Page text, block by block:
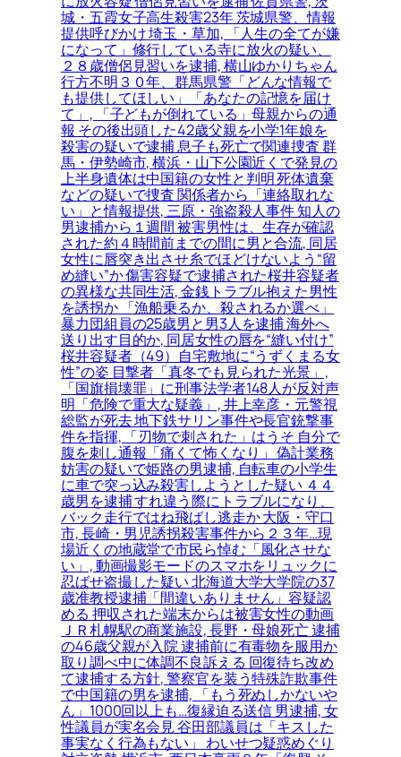
城・五霞女子高生殺害23年 茨城県警、情報
提供呼びかけ 埼玉・草加, 「人生の全てが嫌
になって」修行している寺に放火の疑い、
２８歳僧侶見習いを逮捕, 横山ゆかりちゃん
行方不明３０年、群馬県警「どんな情報で
も提供してほしい」「あなたの記憶を届け
て」, 「子どもが倒れている」母親からの通
報 その後出頭した42歳父親を小学1年娘を
殺害の疑いで逮捕 息子も死亡で関連捜査 群
馬・伊勢崎市, 横浜・山下公園近くで発見の
上半身遺体は中国籍の女性と判明 死体遺棄
などの疑いで捜査 関係者から「連絡取れな
い」と情報提供, 三原・強盗殺人事件 知人の
男逮捕から１週間 被害男性は、生存が確認
された約４時間前までの間に男と合流, 同居
女性に唇突き出させ糸でほどけないよう“留
め縫い”か 傷害容疑で逮捕された桜井容疑者
の異様な共同生活, 金銭トラブル抱えた男性
を誘拐か 「漁船乗るか、殺されるか選べ」
暴力団組員の25歳男と男3人を逮捕 海外へ
送り出す目的か, 同居女性の唇を“縫い付け”
桜井容疑者（49）自宅敷地に“うずくまる女
性”の姿 目撃者「真冬でも見られた光景」,
「国旗損壊罪」に刑事法学者148人が反対声
明「危険で重大な疑義」, 井上幸彦・元警視
総監が死去 地下鉄サリン事件や長官銃撃事
件を指揮, 「刃物で刺された」はうそ 自分で
腹を刺し通報「痛くて怖くなり」 偽計業務
妨害の疑いで姫路の男逮捕, 自転車の小学生
に車で突っ込み殺害しようとした疑い ４４
歳男を逮捕 すれ違う際にトラブルになり、
バック走行ではね飛ばし逃走か 大阪・守口
市, 長崎・男児誘拐殺害事件から２３年…現
場近くの地蔵堂で市民ら悼む「風化させな
い」, 動画撮影モードのスマホをリュックに
忍ばせ盗撮した疑い 北海道大学大学院の37
歳准教授逮捕「間違いありません」容疑認
める 押収された端末からは被害女性の動画
ＪＲ札幌駅の商業施設, 長野・母娘死亡 逮捕
の46歳父親が入院 逮捕前に有毒物を服用か
取り調べ中に体調不良訴える 回復待ち改め
て逮捕する方針, 警察官を装う特殊詐欺事件
で中国籍の男を逮捕, 「もう死ぬしかないや
ん」1000回以上も…復縁迫る送信 男逮捕, 女
性議員が実名会見 谷田部議員は「キスした
事実なく行為もない」 わいせつ疑惑めぐり